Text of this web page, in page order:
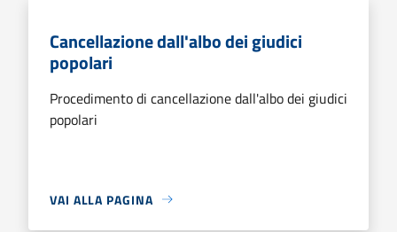
Cancellazione dall'albo dei giudici
popolari
Procedimento di cancellazione dall'albo dei giudici
popolari
VAI ALLA PAGINA